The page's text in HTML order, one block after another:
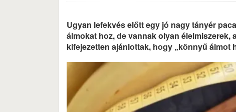
Ugyan lefekvés előtt egy jó nagy tányér
álmokat hoz, de vannak olyan
kifejezetten ajánlottak, hogy „könnyű álmot